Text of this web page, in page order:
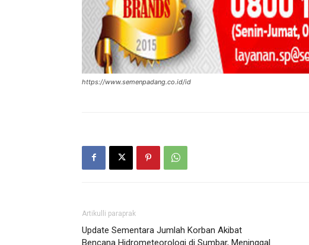
https://www.semenpadang.co.id/id
Artikulli paraprak
Update Sementara Jumlah Korban Akibat
Bencana Hidrometeorologi di Sumbar, Meninggal